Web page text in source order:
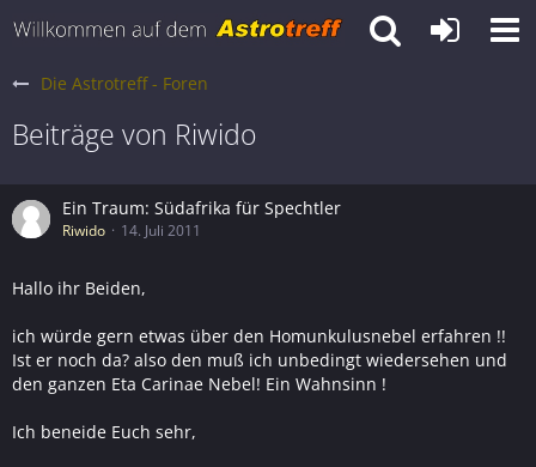
Die Astrotreff - Foren
Beiträge von Riwido
Ein Traum: Südafrika für Spechtler
Riwido 14. Juli 2011
Hallo ihr Beiden,
ich würde gern etwas über den Homunkulusnebel erfahren !!
Ist er noch da? also den muß ich unbedingt wiedersehen und
den ganzen Eta Carinae Nebel! Ein Wahnsinn !
Ich beneide Euch sehr,